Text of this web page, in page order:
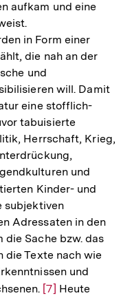
aufkam und eine
in Form einer
die nah an der
und
will. Damit
eine stofflich-
tabuisierte
Herrschaft, Krieg,
und
Kinder- und
subjektiven
Adressaten in den
die Sache bzw. das
die Texte nach wie
und
Zur
[7] Heute